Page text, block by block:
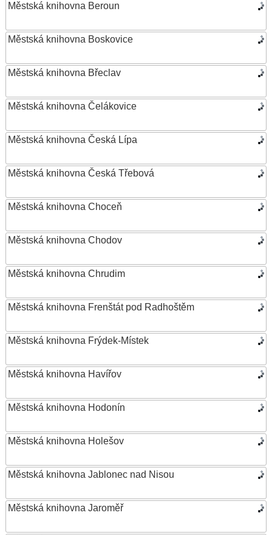
Městská knihovna Beroun
Městská knihovna Boskovice
Městská knihovna Břeclav
Městská knihovna Čelákovice
Městská knihovna Česká Lípa
Městská knihovna Česká Třebová
Městská knihovna Choceň
Městská knihovna Chodov
Městská knihovna Chrudim
Městská knihovna Frenštát pod Radhoštěm
Městská knihovna Frýdek-Místek
Městská knihovna Havířov
Městská knihovna Hodonín
Městská knihovna Holešov
Městská knihovna Jablonec nad Nisou
Městská knihovna Jaroměř